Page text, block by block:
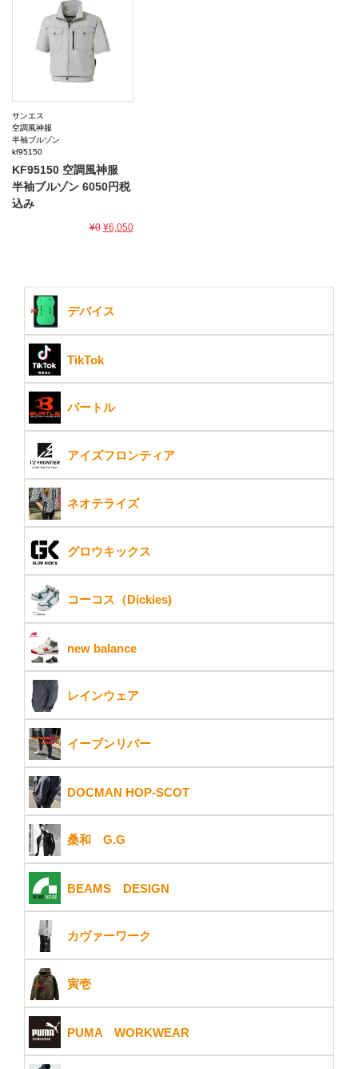
サンエス
空調風神服
半袖ブルゾン
kf95150
KF95150 空調風神服
半袖ブルゾン 6050円税
込み
¥0 ¥6,050
デバイス
TikTok
バートル
アイズフロンティア
ネオテライズ
グロウキックス
コーコス（Dickies)
new balance
レインウェア
イーブンリバー
DOCMAN HOP-SCOT
桑和 G.G
BEAMS DESIGN
カヴァーワーク
寅壱
PUMA WORKWEAR